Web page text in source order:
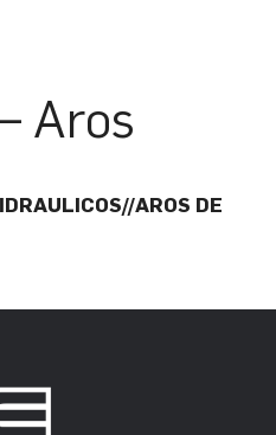
Aros
AROS DE